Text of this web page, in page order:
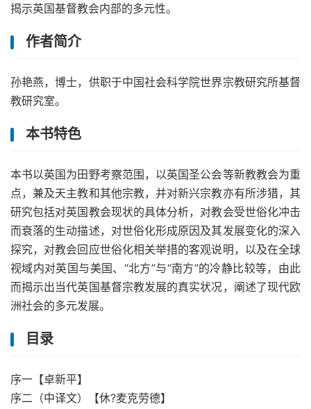
揭示英国基督教会内部的多元性。
作者简介
孙艳燕，博士，供职于中国社会科学院世界宗教研究所基督
教研究室。
本书特色
本书以英国为田野考察范围，以英国圣公会等新教教会为重
点，兼及天主教和其他宗教，并对新兴宗教亦有所涉猎，其
研究包括对英国教会现状的具体分析，对教会受世俗化冲击
而衰落的生动描述，对世俗化形成原因及其发展变化的深入
探究，对教会回应世俗化相关举措的客观说明，以及在全球
视域内对英国与美国、“北方”与“南方”的冷静比较等，由此
而揭示出当代英国基督宗教发展的真实状况，阐述了现代欧
洲社会的多元发展。
目录
序一【卓新平】
序二（中译文）【休?麦克劳德】